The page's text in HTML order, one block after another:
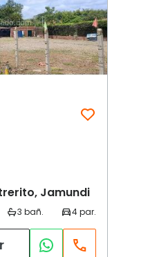
Jamundi